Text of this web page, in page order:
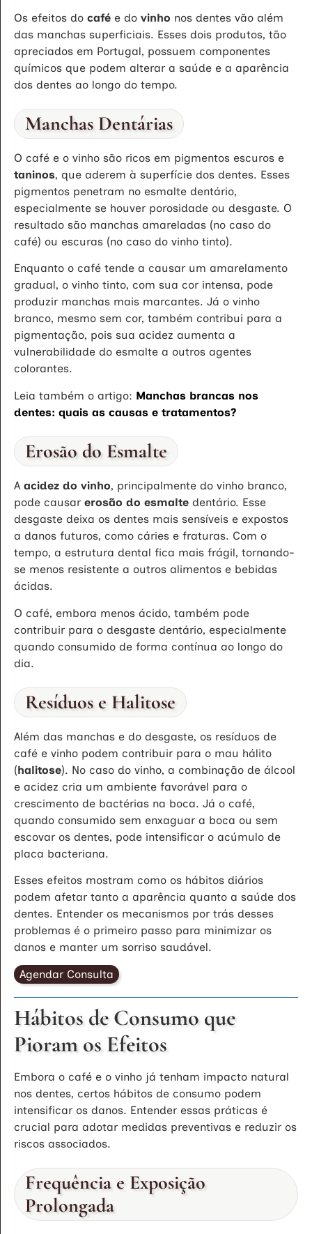
Os efeitos do café e do vinho nos dentes vão além
das manchas superficiais. Esses dois produtos, tão
apreciados em Portugal, possuem componentes
químicos que podem alterar a saúde e a aparência
dos dentes ao longo do tempo.
Manchas Dentárias
O café e o vinho são ricos em pigmentos escuros e
taninos, que aderem à superfície dos dentes. Esses
pigmentos penetram no esmalte dentário,
especialmente se houver porosidade ou desgaste. O
resultado são manchas amareladas (no caso do
café) ou escuras (no caso do vinho tinto).
Enquanto o café tende a causar um amarelamento
gradual, o vinho tinto, com sua cor intensa, pode
produzir manchas mais marcantes. Já o vinho
branco, mesmo sem cor, também contribui para a
pigmentação, pois sua acidez aumenta a
vulnerabilidade do esmalte a outros agentes
colorantes.
Leia também o artigo: Manchas brancas nos
dentes: quais as causas e tratamentos?
Erosão do Esmalte
A acidez do vinho, principalmente do vinho branco,
pode causar erosão do esmalte dentário. Esse
desgaste deixa os dentes mais sensíveis e expostos
a danos futuros, como cáries e fraturas. Com o
tempo, a estrutura dental fica mais frágil, tornando-
se menos resistente a outros alimentos e bebidas
ácidas.
O café, embora menos ácido, também pode
contribuir para o desgaste dentário, especialmente
quando consumido de forma contínua ao longo do
dia.
Resíduos e Halitose
Além das manchas e do desgaste, os resíduos de
café e vinho podem contribuir para o mau hálito
(halitose). No caso do vinho, a combinação de álcool
e acidez cria um ambiente favorável para o
crescimento de bactérias na boca. Já o café,
quando consumido sem enxaguar a boca ou sem
escovar os dentes, pode intensificar o acúmulo de
placa bacteriana.
Esses efeitos mostram como os hábitos diários
podem afetar tanto a aparência quanto a saúde dos
dentes. Entender os mecanismos por trás desses
problemas é o primeiro passo para minimizar os
danos e manter um sorriso saudável.
Agendar Consulta
Hábitos de Consumo que
Pioram os Efeitos
Embora o café e o vinho já tenham impacto natural
nos dentes, certos hábitos de consumo podem
intensificar os danos. Entender essas práticas é
crucial para adotar medidas preventivas e reduzir os
riscos associados.
Frequência e Exposição
Prolongada